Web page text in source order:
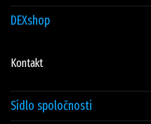
DEXshop
Kontakt
Sídlo spoločnosti